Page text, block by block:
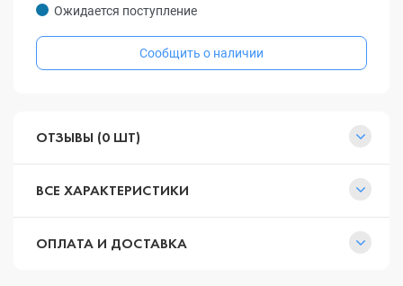
Ожидается поступление
Сообщить о наличии
ОТЗЫВЫ (0 ШТ)
ВСЕ ХАРАКТЕРИСТИКИ
ОПЛАТА И ДОСТАВКА